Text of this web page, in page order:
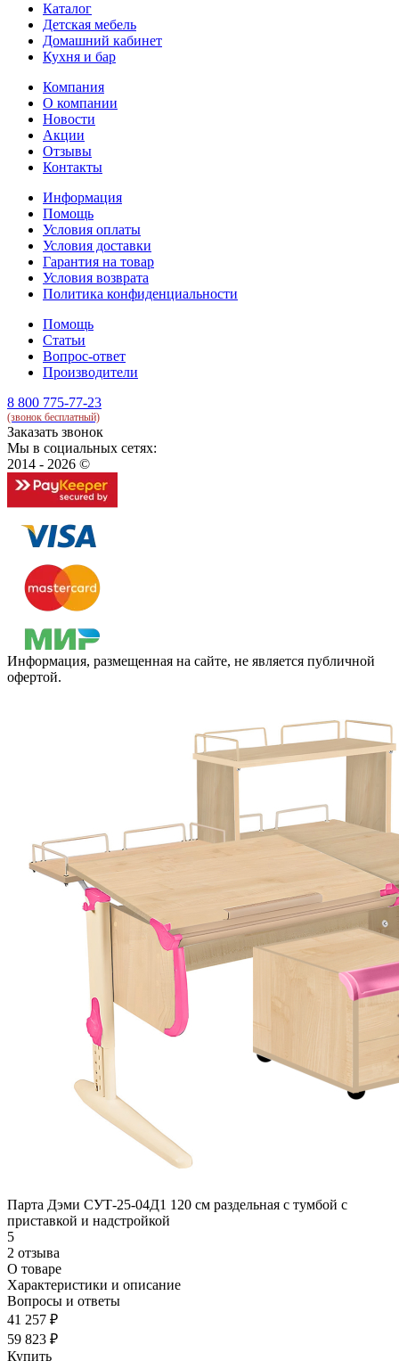
Каталог
Детская мебель
Домашний кабинет
Кухня и бар
Компания
О компании
Новости
Акции
Отзывы
Контакты
Информация
Помощь
Условия оплаты
Условия доставки
Гарантия на товар
Условия возврата
Политика конфиденциальности
Помощь
Статьи
Вопрос-ответ
Производители
8 800 775-77-23
(звонок бесплатный)
Заказать звонок
Мы в социальных сетях:
2014 - 2026 ©
Информация, размещенная на сайте, не является публичной
офертой.
Парта Дэми СУТ-25-04Д1 120 см раздельная с тумбой с
приставкой и надстройкой
5
2 отзыва
О товаре
Характеристики и описание
Вопросы и ответы
41 257 ₽
59 823 ₽
Купить